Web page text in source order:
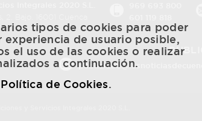
tipos de cookies para poder
experiencia de usuario posible,
el uso de las cookies o realizar
a continuación.
Política de Cookies.